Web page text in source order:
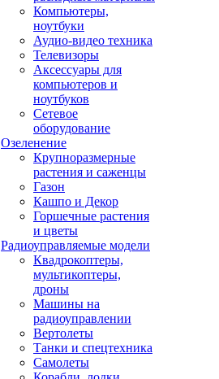
Компьютеры,
ноутбуки
Аудио-видео техника
Телевизоры
Аксессуары для
компьютеров и
ноутбуков
Сетевое
оборудование
Озеленение
Крупноразмерные
растения и саженцы
Газон
Кашпо и Декор
Горшечные растения
и цветы
Радиоуправляемые модели
Квадрокоптеры,
мультикоптеры,
дроны
Машины на
радиоуправлении
Вертолеты
Танки и спецтехника
Самолеты